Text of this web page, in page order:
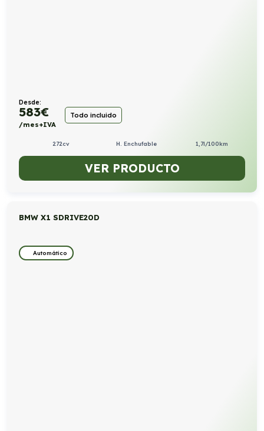
Desde:
583€
/mes+IVA
Todo incluido
272cv H. Enchufable 1,7l/100km
VER PRODUCTO
BMW X1 SDRIVE20D
Automático